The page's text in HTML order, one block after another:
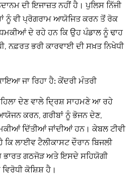
ਦੀ ਇਜਾਜ਼ਤ ਨਹੀਂ ਹੈ। ਪੁਲਿਸ ਨਿੱਜੀ
ਨੂੰ ਵੀ ਪ੍ਰੋਗਰਾਮ ਆਯੋਜਿਤ ਕਰਨ ਤੋਂ ਰੋਕ
ਦੇ ਰਹੇ ਹਨ ਕਿ ਉਹ ਪੰਡਾਲ ਨੂੰ ਢਾਹ
ਨਫ਼ਰਤ ਭਰੀ ਕਾਰਵਾਈ ਦੀ ਸਖ਼ਤ ਨਿਖੇਧੀ
ਜਾ ਰਿਹਾ ਹੈ: ਕੇਂਦਰੀ ਮੰਤਰੀ
ਦੇਣ ਵਾਲੇ ਦ੍ਰਿਸ਼ ਸਾਹਮਣੇ ਆ ਰਹੇ
ਕਰਨ, ਗਰੀਬਾਂ ਨੂੰ ਭੋਜਨ ਦੇਣ,
ਦਿੱਤੀਆਂ ਜਾਂਦੀਆਂ ਹਨ। ਕੇਬਲ ਟੀਵੀ
ਲਾਈਵ ਟੈਲੀਕਾਸਟ ਦੌਰਾਨ ਬਿਜਲੀ
ਭਾਰਤ ਗਠਜੋੜ ਅਤੇ ਇਸਦੇ ਸਹਿਯੋਗੀ
ਕੋਸ਼ਿਸ਼ ਹੈ।